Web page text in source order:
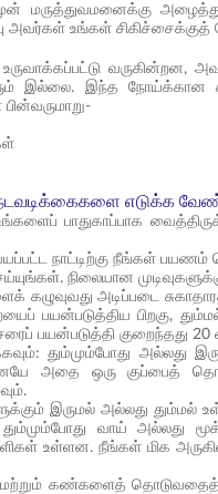
முன் மருத்துவமனைக்கு
அவர்கள் உங்கள்
உருவாக்கப்பட்டு
இல்லை. இந்த நோய்க்கான
எடுக்க
பாதுகாப்பாக
நாட்டிற்கு நீங்கள் பயணம்
நிலையான
அடிப்படை
பயன்படுத்திய பிறகு,
பயன்படுத்தி குறைந்தது
தும்மும்போது அல்லது
அதை ஒரு குப்பைத்
இருமல் அல்லது
வாய் அல்லது
உள்ளன. நீங்கள் மிக
கண்களைத் தொடுவதைத்